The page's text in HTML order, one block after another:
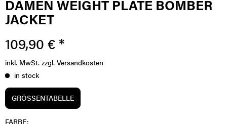
DAMEN WEIGHT PLATE BOMBER
JACKET
109,90 € *
inkl. MwSt. zzgl. Versandkosten
in stock
GRÖSSENTABELLE